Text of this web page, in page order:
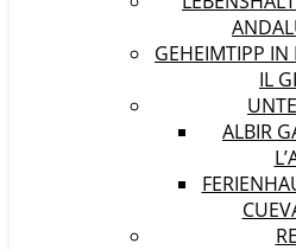
GEHEIMTIPP IN
IL
ALBIR